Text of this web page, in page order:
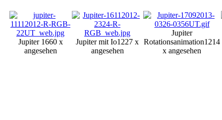
Jupiter 1660 x
angesehen
Jupiter mit Io1227 x
angesehen
Jupiter
Rotationsanimation1214
x angesehen